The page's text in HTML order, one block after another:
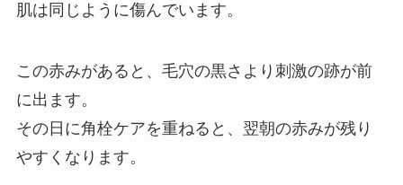
肌は同じように傷んでいます。
この赤みがあると、毛穴の黒さより刺激の跡が前
に出ます。
その日に角栓ケアを重ねると、翌朝の赤みが残り
やすくなります。